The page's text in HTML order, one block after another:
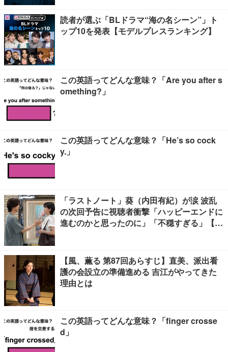
読者が選ぶ「BLドラマ“海の名シーン”」ト
ップ10を発表【モデルプレスランキング】
この英語ってどんな意味？「Are you after s
omething?」
この英語ってどんな意味？「He’s so cock
y.」
「ラストノート」葵（内田有紀）が涙 波乱
の次回予告に視聴者衝撃「ハッピーエンドに
進むのかと思ったのに」「不穏すぎる」【ネ
【風、薫る 第87回あらすじ】直美、派出看
護の会設立の準備進める 吉江がやってきた
理由とは
この英語ってどんな意味？「finger crosse
d」